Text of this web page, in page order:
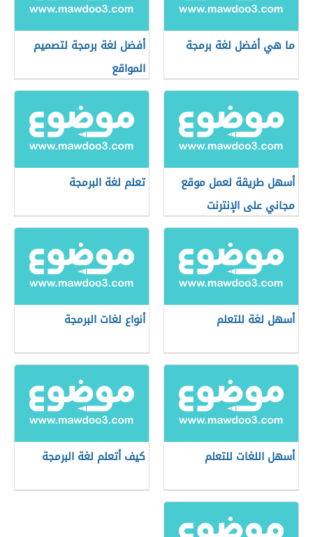
ما هي أفضل لغة برمجة
أفضل لغة برمجة لتصميم
المواقع
أسهل طريقة لعمل موقع
مجاني على الإنترنت
تعلم لغة البرمجة
أسهل لغة للتعلم أنواع لغات البرمجة
أسهل اللغات للتعلم كيف أتعلم لغة البرمجة